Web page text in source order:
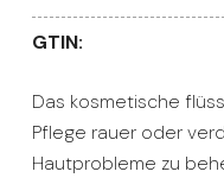
GTIN:
Das kosmetische
Pflege rauer oder
Hautprobleme zu